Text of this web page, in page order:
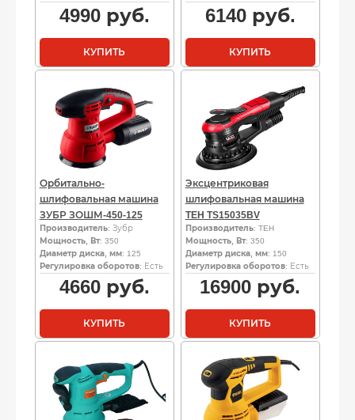
4990руб.
КУПИТЬ
6140руб.
КУПИТЬ
Орбитально-
шлифовальная машина
ЗУБР ЗОШМ-450-125
Производитель: Зубр
Мощность, Вт: 350
Диаметр диска, мм: 125
Регулировка оборотов: Есть
4660руб.
КУПИТЬ
Эксцентриковая
шлифовальная машина
TEH TS15035BV
Производитель: TEH
Мощность, Вт: 350
Диаметр диска, мм: 150
Регулировка оборотов: Есть
16900 руб.
КУПИТЬ